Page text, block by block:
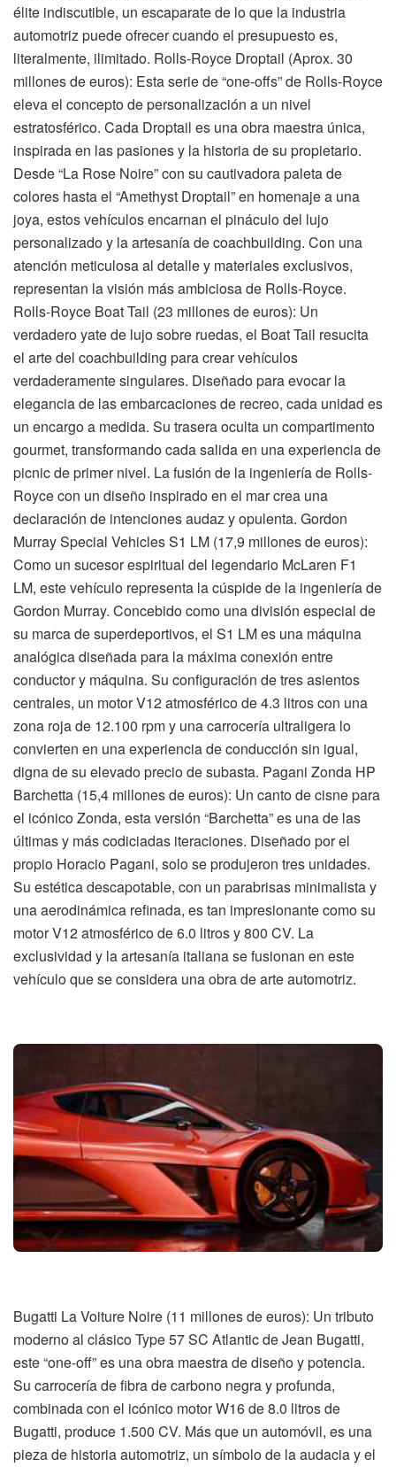
élite indiscutible, un escaparate de lo que la industria
automotriz puede ofrecer cuando el presupuesto es,
literalmente, ilimitado. Rolls-Royce Droptail (Aprox. 30
millones de euros): Esta serie de “one-offs” de Rolls-Royce
eleva el concepto de personalización a un nivel
estratosférico. Cada Droptail es una obra maestra única,
inspirada en las pasiones y la historia de su propietario.
Desde “La Rose Noire” con su cautivadora paleta de
colores hasta el “Amethyst Droptail” en homenaje a una
joya, estos vehículos encarnan el pináculo del lujo
personalizado y la artesanía de coachbuilding. Con una
atención meticulosa al detalle y materiales exclusivos,
representan la visión más ambiciosa de Rolls-Royce.
Rolls-Royce Boat Tail (23 millones de euros): Un
verdadero yate de lujo sobre ruedas, el Boat Tail resucita
el arte del coachbuilding para crear vehículos
verdaderamente singulares. Diseñado para evocar la
elegancia de las embarcaciones de recreo, cada unidad es
un encargo a medida. Su trasera oculta un compartimento
gourmet, transformando cada salida en una experiencia de
picnic de primer nivel. La fusión de la ingeniería de Rolls-
Royce con un diseño inspirado en el mar crea una
declaración de intenciones audaz y opulenta. Gordon
Murray Special Vehicles S1 LM (17,9 millones de euros):
Como un sucesor espiritual del legendario McLaren F1
LM, este vehículo representa la cúspide de la ingeniería de
Gordon Murray. Concebido como una división especial de
su marca de superdeportivos, el S1 LM es una máquina
analógica diseñada para la máxima conexión entre
conductor y máquina. Su configuración de tres asientos
centrales, un motor V12 atmosférico de 4.3 litros con una
zona roja de 12.100 rpm y una carrocería ultraligera lo
convierten en una experiencia de conducción sin igual,
digna de su elevado precio de subasta. Pagani Zonda HP
Barchetta (15,4 millones de euros): Un canto de cisne para
el icónico Zonda, esta versión “Barchetta” es una de las
últimas y más codiciadas iteraciones. Diseñado por el
propio Horacio Pagani, solo se produjeron tres unidades.
Su estética descapotable, con un parabrisas minimalista y
una aerodinámica refinada, es tan impresionante como su
motor V12 atmosférico de 6.0 litros y 800 CV. La
exclusividad y la artesanía italiana se fusionan en este
vehículo que se considera una obra de arte automotriz.
Bugatti La Voiture Noire (11 millones de euros): Un tributo
moderno al clásico Type 57 SC Atlantic de Jean Bugatti,
este “one-off” es una obra maestra de diseño y potencia.
Su carrocería de fibra de carbono negra y profunda,
combinada con el icónico motor W16 de 8.0 litros de
Bugatti, produce 1.500 CV. Más que un automóvil, es una
pieza de historia automotriz, un símbolo de la audacia y el